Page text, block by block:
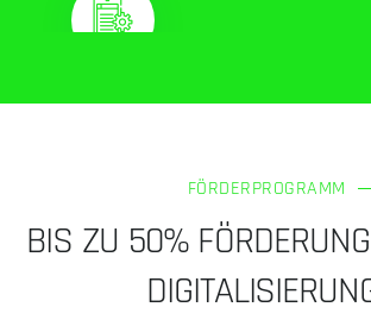
FÖRDERPROGRAMM
BIS ZU 50%